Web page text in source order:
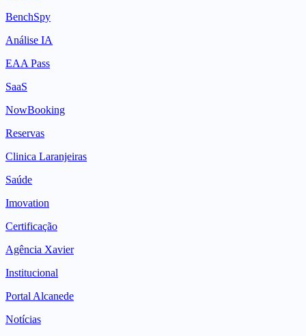
BenchSpy
Análise IA
EAA Pass
SaaS
NowBooking
Reservas
Clinica Laranjeiras
Saúde
Imovation
Certificação
Agência Xavier
Institucional
Portal Alcanede
Notícias